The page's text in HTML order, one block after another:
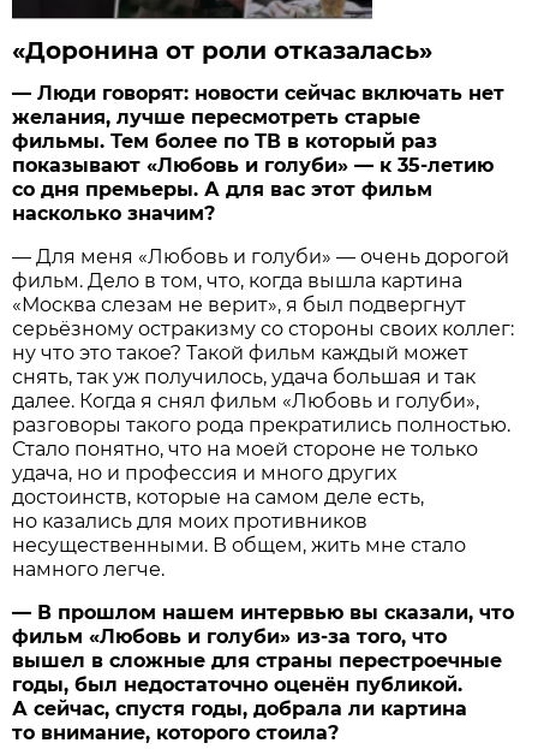
«Доронина от роли отказалась»
— Люди говорят: новости сейчас включать нет
желания, лучше пересмотреть старые
фильмы. Тем более по ТВ в который раз
показывают «Любовь и голуби» — к 35-летию
со дня премьеры. А для вас этот фильм
насколько значим?
— Для меня «Любовь и голуби» — очень дорогой
фильм. Дело в том, что, когда вышла картина
«Москва слезам не верит», я был подвергнут
серьёзному остракизму со стороны своих коллег:
ну что это такое? Такой фильм каждый может
снять, так уж получилось, удача большая и так
далее. Когда я снял фильм «Любовь и голуби»,
разговоры такого рода прекратились полностью.
Стало понятно, что на моей стороне не только
удача, но и профессия и много других
достоинств, которые на самом деле есть,
но казались для моих противников
несущественными. В общем, жить мне стало
намного легче.
— В прошлом нашем интервью вы сказали, что
фильм «Любовь и голуби» из-за того, что
вышел в сложные для страны перестроечные
годы, был недостаточно оценён публикой.
А сейчас, спустя годы, добрала ли картина
то внимание, которого стоила?